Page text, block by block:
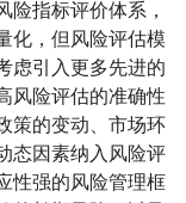
险指标评价体系，
化，但风险评估模
虑引入更多先进的
风险评估的准确性
策的变动、市场环
态因素纳入风险评
性强的风险管理框